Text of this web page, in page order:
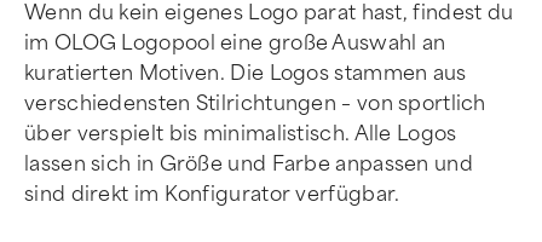
Wenn du kein eigenes Logo parat hast, findest du
im OLOG Logopool eine große Auswahl an
kuratierten Motiven. Die Logos stammen aus
verschiedensten Stilrichtungen – von sportlich
über verspielt bis minimalistisch. Alle Logos
lassen sich in Größe und Farbe anpassen und
sind direkt im Konfigurator verfügbar.